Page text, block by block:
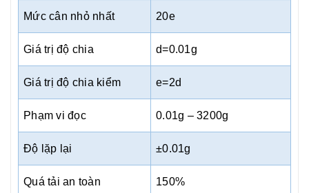
Mức cân nhỏ nhất 20e
Giá trị độ chia d=0.01g
Giá trị độ chia kiểm e=2d
Phạm vi đọc 0.01g – 3200g
Độ lặp lại ±0.01g
Quá tải an toàn 150%